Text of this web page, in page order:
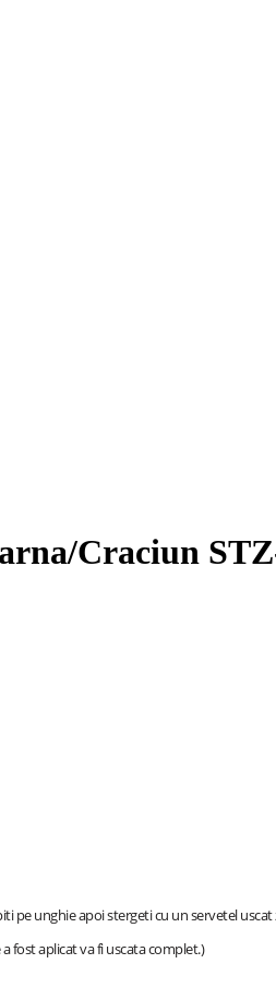
Craciun
unghie apoi stergeti cu un servetel
fost aplicat va fi uscata complet.)